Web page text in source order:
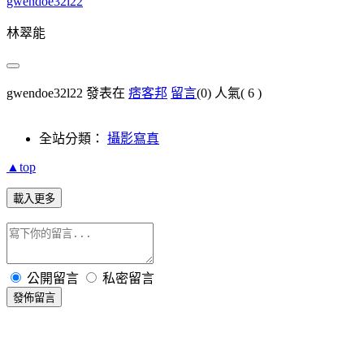
林翠能
gwendoe32l22 發表在 痞客邦 留言(0) 人氣( 6 )
全站分類： 攝影寫真
▲top
載入更多
公開留言 私密留言
發佈留言